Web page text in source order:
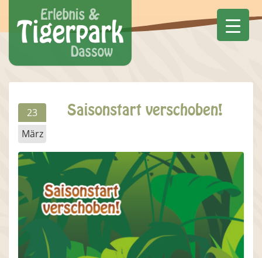
23
März
Saisonstart verschoben!